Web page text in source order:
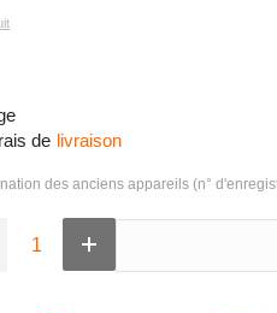
de livraison
des anciens appareils (n°
Augmenter
la